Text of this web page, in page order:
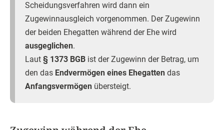
Scheidungsverfahren wird dann ein
Zugewinnausgleich vorgenommen. Der Zugewinn
der beiden Ehegatten während der Ehe wird
ausgeglichen.
Laut § 1373 BGB ist der Zugewinn der Betrag, um
den das Endvermögen eines Ehegatten das
Anfangsvermögen übersteigt.